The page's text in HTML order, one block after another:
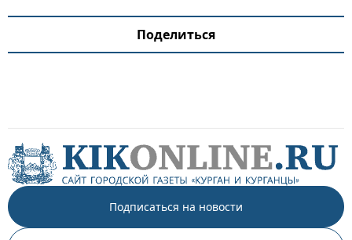
Поделиться
Подписаться на новости